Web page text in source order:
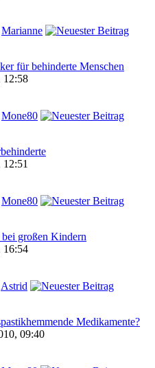
Marianne
für behinderte Menschen
12:58
Mone80
Mone80
bei großen Kindern
16:54
Astrid
Medikamente?
09:40